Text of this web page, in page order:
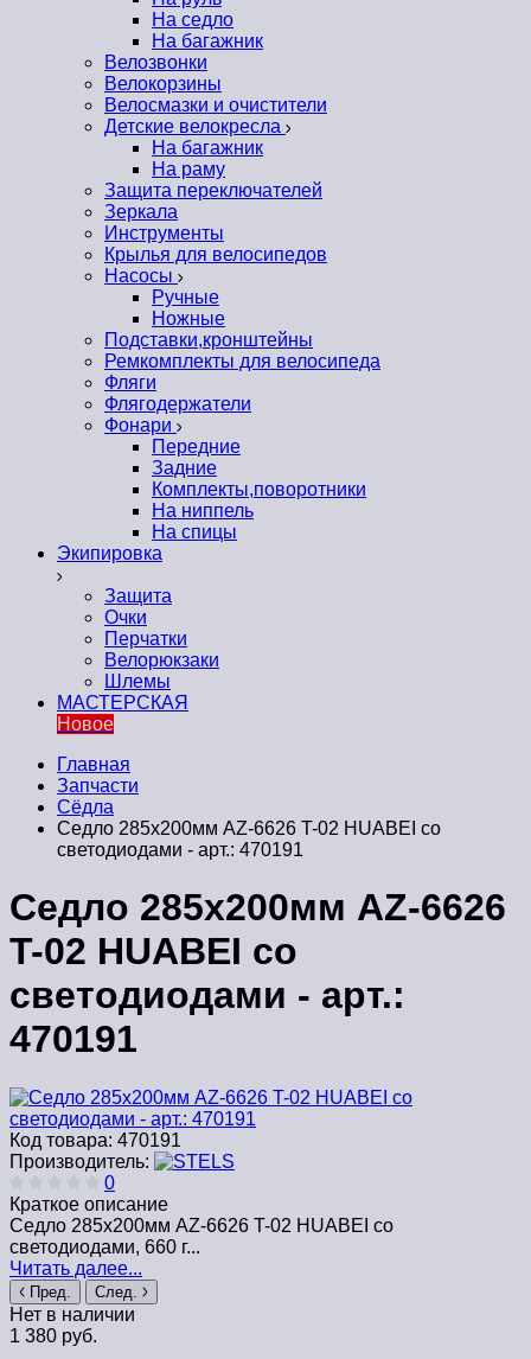
На седло
На багажник
Велозвонки
Велокорзины
Велосмазки и очистители
Детские велокресла
На багажник
На раму
Защита переключателей
Зеркала
Инструменты
Крылья для велосипедов
Насосы
Ручные
Ножные
Подставки,кронштейны
Ремкомплекты для велосипеда
Фляги
Флягодержатели
Фонари
Передние
Задние
Комплекты,поворотники
На ниппель
На спицы
Экипировка
Защита
Очки
Перчатки
Велорюкзаки
Шлемы
МАСТЕРСКАЯ
Новое
Главная
Запчасти
Сёдла
Седло 285x200мм AZ-6626 T-02 HUABEI со
светодиодами - арт.: 470191
Седло 285x200мм AZ-6626
T-02 HUABEI со
светодиодами - арт.:
470191
Код товара: 470191
Производитель:
0
Краткое описание
Седло 285x200мм AZ-6626 T-02 HUABEI со
светодиодами, 660 г...
Читать далее...
Пред. След.
Нет в наличии
1 380 руб.